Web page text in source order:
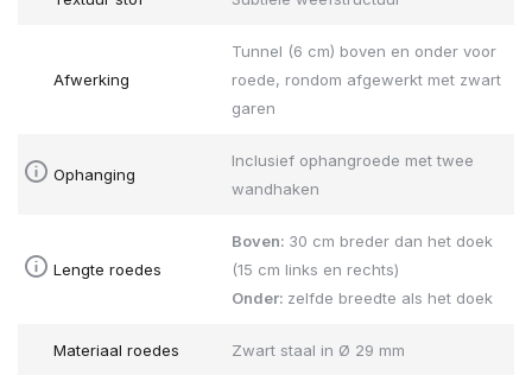
Afwerking
Tunnel (6 cm) boven en onder voor
roede, rondom afgewerkt met zwart
garen
Ophanging
Inclusief ophangroede met twee
wandhaken
Lengte roedes
Boven: 30 cm breder dan het doek
(15 cm links en rechts)
Onder: zelfde breedte als het doek
Materiaal roedes Zwart staal in Ø 29 mm